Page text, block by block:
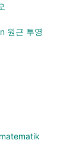
원근 투영